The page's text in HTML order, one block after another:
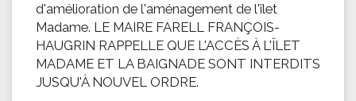
d'amélioration de l'aménagement de l'îlet
Madame. LE MAIRE FARELL FRANÇOIS-
HAUGRIN RAPPELLE QUE L'ACCÈS À L'ÎLET
MADAME ET LA BAIGNADE SONT INTERDITS
JUSQU'À NOUVEL ORDRE.